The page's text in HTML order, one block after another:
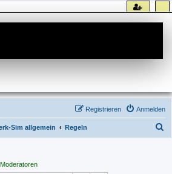
Anmelden
Registrieren
Sim allgemein Regeln
Moderatoren